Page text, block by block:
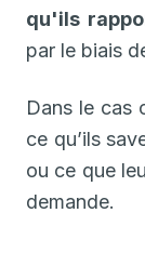
qu'ils
par le biais
Dans le cas
ce qu’ils
ou ce que
demande.